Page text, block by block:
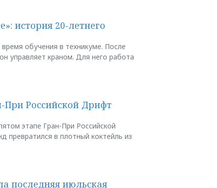
история 20-летнего
обучения в техникуме. После
управляет краном. Для него работа
При Российской Дрифт
этапе Гран-При Российской
превратился в плотный коктейль из
последняя июльская